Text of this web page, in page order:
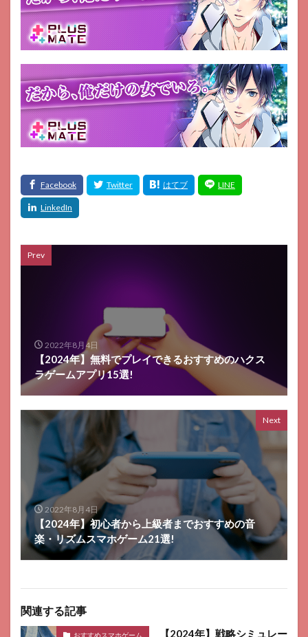
Prev
2022年8月4日
【2024年】無料でプレイできるおすすめのハクス
ラゲームアプリ15選!
Next
2022年8月4日
【2024年】初心者から上級者までおすすめの音
楽・リズムスマホゲーム21選!
関連する記事
おすすめスマホゲーム
【2024年】戦略シミュレー